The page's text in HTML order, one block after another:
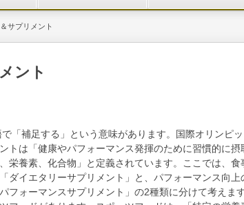
サプリメント
ント
「補足する」という意味があります。国際オリンピ
トは「健康やパフォーマンス発揮のために習慣的に摂
栄養素、化合物」と定義されています。ここでは、食
ダイエタリーサプリメント」と、パフォーマンス向上
フォーマンスサプリメント」の2種類に分けて考えま